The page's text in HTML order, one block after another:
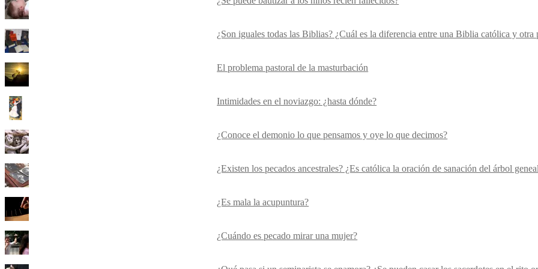
¿Son iguales todas las Biblias? ¿Cuál es la diferencia entre una Biblia católica y otra
El problema pastoral de la masturbación
Intimidades en el noviazgo: ¿hasta dónde?
¿Conoce el demonio lo que pensamos y oye lo que decimos?
¿Existen los pecados ancestrales? ¿Es católica la oración de sanación del árbol
¿Es mala la acupuntura?
¿Cuándo es pecado mirar una mujer?